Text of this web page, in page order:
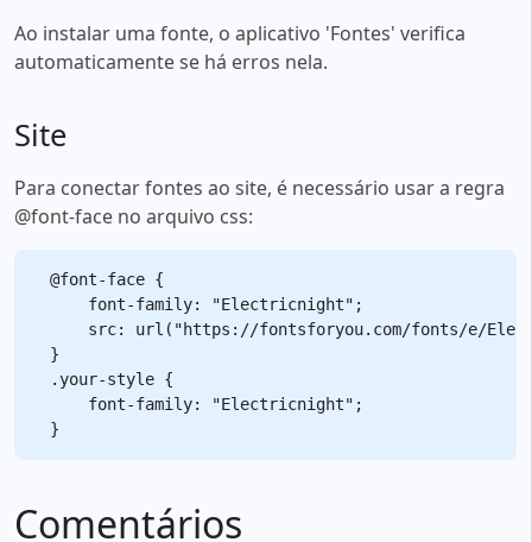
Ao instalar uma fonte, o aplicativo 'Fontes' verifica
automaticamente se há erros nela.
Site
Para conectar fontes ao site, é necessário usar a regra
@font-face no arquivo css:
@font-face {
    font-family: "Electricnight";
src: url("https://fontsforyou.com/fonts/e/
}
.your-style {
    font-family: "Electricnight";
Comentários